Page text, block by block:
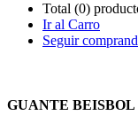
Total (0)
Ir al Carro
Seguir
GUANTE